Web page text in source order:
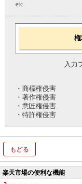
etc.
入力
・商標権侵害
・著作権侵害
・意匠権侵害
・特許権侵害
もどる
楽天市場の便利な機能